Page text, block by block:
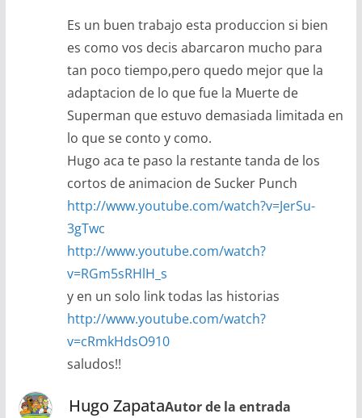
Es un buen trabajo esta produccion si bien
es como vos decis abarcaron mucho para
tan poco tiempo,pero quedo mejor que la
adaptacion de lo que fue la Muerte de
Superman que estuvo demasiada limitada en
lo que se conto y como.
Hugo aca te paso la restante tanda de los
cortos de animacion de Sucker Punch
http://www.youtube.com/watch?v=JerSu-
3gTwc
http://www.youtube.com/watch?
v=RGm5sRHlH_s
y en un solo link todas las historias
http://www.youtube.com/watch?
v=cRmkHdsO910
saludos!!
Hugo ZapataAutor de la entrada